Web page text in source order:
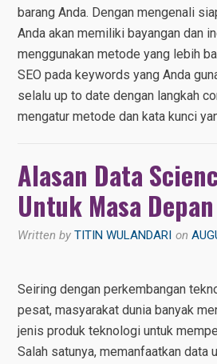
barang Anda. Dengan mengenali
Anda akan memiliki bayangan dan
menggunakan metode yang lebih
SEO pada keywords yang Anda
selalu up to date dengan langkah
mengatur metode dan kata kunci
Alasan Data
Untuk Masa Depan
Written byTITIN WULANDARI on
Seiring dengan perkembangan
pesat, masyarakat dunia banyak
jenis produk teknologi untuk
Salah satunya, memanfaatkan data